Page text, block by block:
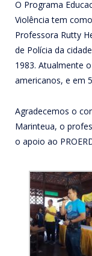
O Programa
Violência tem
Professora Rutty
de Polícia da
1983. Atualmente
americanos, e em
Agradecemos o
Marinteua, o
o apoio ao